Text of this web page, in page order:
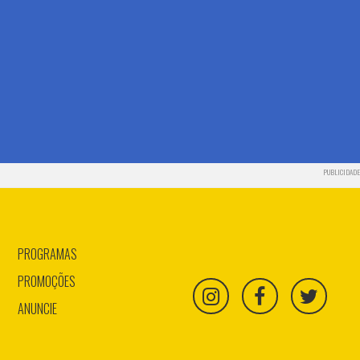
PUBLICIDADE
PROGRAMAS
PROMOÇÕES
ANUNCIE